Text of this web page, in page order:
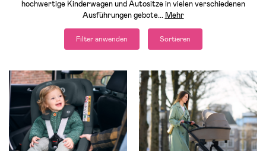
hochwertige Kinderwagen und Autositze in vielen verschiedenen
Ausführungen gebote... Mehr
Filter anwenden Sortieren